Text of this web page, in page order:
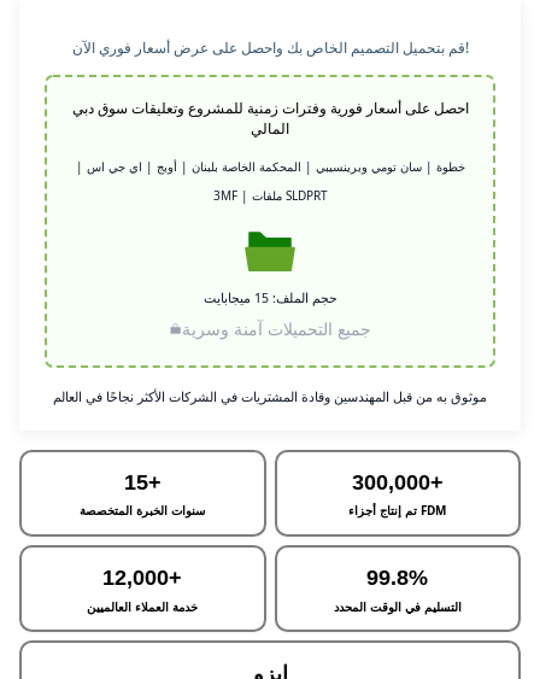
قم بتحميل التصميم الخاص بك واحصل على عرض أسعار فوري الآن!
احصل على أسعار فورية وفترات زمنية للمشروع وتعليقات سوق دبي
المالي
خطوة | سان تومي وبرينسيبي | المحكمة الخاصة بلبنان | أوبج | اي جي اس |
3MF | ملفات SLDPRT
حجم الملف: 15 ميجابايت
جميع التحميلات آمنة وسرية
موثوق به من قبل المهندسين وقادة المشتريات في الشركات الأكثر نجاحًا في العالم
15+
سنوات الخبرة المتخصصة
300,000+
تم إنتاج أجزاء FDM
12,000+
خدمة العملاء العالميين
99.8%
التسليم في الوقت المحدد
ايزو